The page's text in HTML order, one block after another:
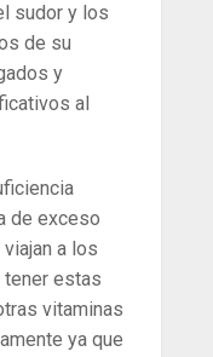
sudor y los
de su
y
al
de exceso
a los
tener estas
vitaminas
ya que